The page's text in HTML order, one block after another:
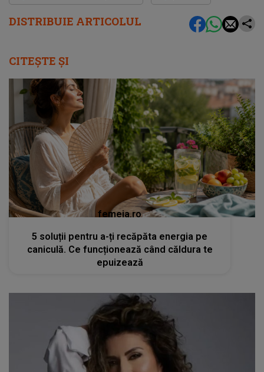
DISTRIBUIE ARTICOLUL
CITEȘTE ȘI
femeia.ro
5 soluții pentru a-ți recăpăta energia pe
caniculă. Ce funcționează când căldura te
epuizează